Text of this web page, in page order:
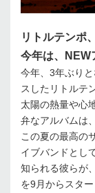
リトルテンポ
今年は、NEW
今年、3年ぶり
スしたリトルテ
太陽の熱量や心
弁なアルバムは、
この夏の最高の
イブバンドとし
知られる彼らが
を9月からスター